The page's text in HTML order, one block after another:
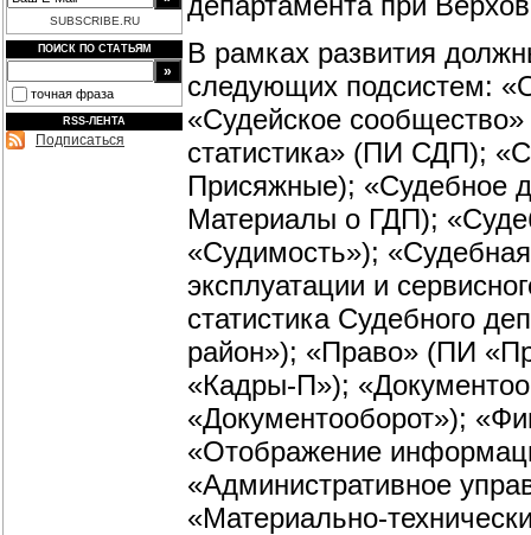
SUBSCRIBE.RU
ПОИСК ПО СТАТЬЯМ
точная фраза
RSS-ЛЕНТА
Подписаться
В рамках развития
следующих подсистем:
«Судейское
статистика» (ПИ СДП);
Присяжные); «Судебное
Материалы о ГДП);
«Судимость»);
эксплуатации и
статистика Судебного
район»); «Право» (ПИ
«Кадры-П»);
«Документооборот»);
«Отображение
«Административное
«Материально-